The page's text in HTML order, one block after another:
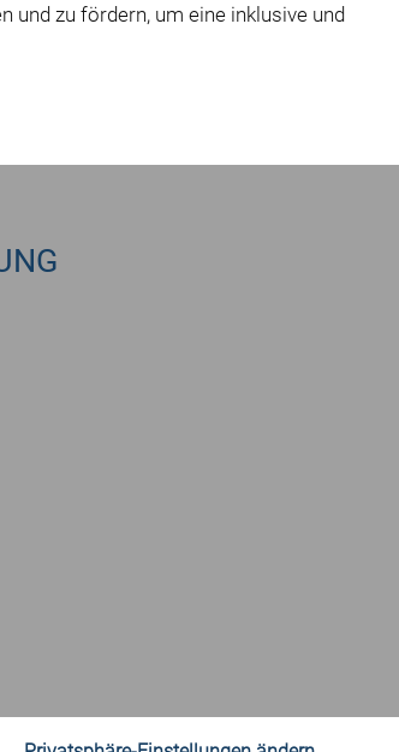
und zu fördern, um eine inklusive und